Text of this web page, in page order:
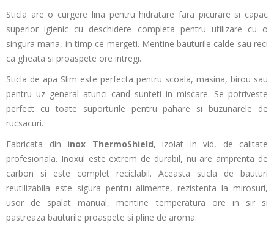
Sticla are o curgere lina pentru hidratare fara picurare si capac
superior igienic cu deschidere completa pentru utilizare cu o
singura mana, in timp ce mergeti. Mentine bauturile calde sau reci
ca gheata si proaspete ore intregi.
Sticla de apa Slim este perfecta pentru scoala, masina, birou sau
pentru uz general atunci cand sunteti in miscare. Se potriveste
perfect cu toate suporturile pentru pahare si buzunarele de
rucsacuri.
Fabricata din inox ThermoShield, izolat in vid, de calitate
profesionala. Inoxul este extrem de durabil, nu are amprenta de
carbon si este complet reciclabil. Aceasta sticla de bauturi
reutilizabila este sigura pentru alimente, rezistenta la mirosuri,
usor de spalat manual, mentine temperatura ore in sir si
pastreaza bauturile proaspete si pline de aroma.